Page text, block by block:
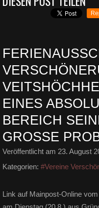
EINES
BEREICH
GROSSE
Veröffentlicht am 23. August
Kategorien: #Vereine
Link auf Mainpost-Online